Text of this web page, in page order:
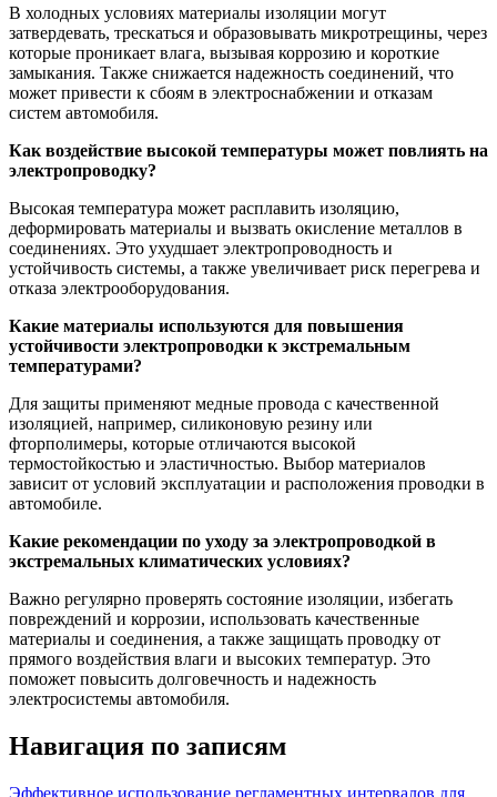
В холодных условиях материалы изоляции могут
затвердевать, трескаться и образовывать микротрещины, через
которые проникает влага, вызывая коррозию и короткие
замыкания. Также снижается надежность соединений, что
может привести к сбоям в электроснабжении и отказам
систем автомобиля.
Как воздействие высокой температуры может повлиять на
электропроводку?
Высокая температура может расплавить изоляцию,
деформировать материалы и вызвать окисление металлов в
соединениях. Это ухудшает электропроводность и
устойчивость системы, а также увеличивает риск перегрева и
отказа электрооборудования.
Какие материалы используются для повышения
устойчивости электропроводки к экстремальным
температурами?
Для защиты применяют медные провода с качественной
изоляцией, например, силиконовую резину или
фторполимеры, которые отличаются высокой
термостойкостью и эластичностью. Выбор материалов
зависит от условий эксплуатации и расположения проводки в
автомобиле.
Какие рекомендации по уходу за электропроводкой в
экстремальных климатических условиях?
Важно регулярно проверять состояние изоляции, избегать
повреждений и коррозии, использовать качественные
материалы и соединения, а также защищать проводку от
прямого воздействия влаги и высоких температур. Это
поможет повысить долговечность и надежность
электросистемы автомобиля.
Навигация по записям
Эффективное использование регламентных интервалов для